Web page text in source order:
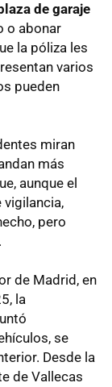
de garaje
o abonar
la póliza les
varios
pueden
miran
más
aunque el
pero
de Madrid, en
la
se
Desde la
de Vallecas